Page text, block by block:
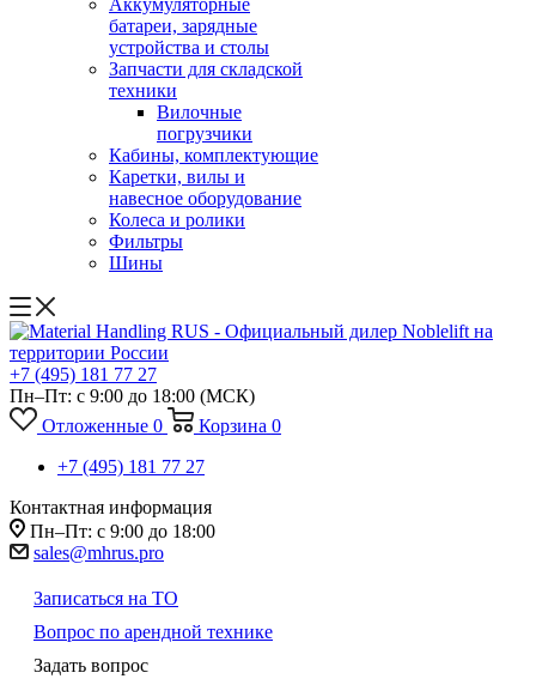
Аккумуляторные
батареи, зарядные
устройства и столы
Запчасти для складской
техники
Вилочные
погрузчики
Кабины, комплектующие
Каретки, вилы и
навесное оборудование
Колеса и ролики
Фильтры
Шины
+7 (495) 181 77 27
Пн–Пт: с 9:00 до 18:00 (МСК)
Отложенные 0 Корзина 0
+7 (495) 181 77 27
Контактная информация
Пн–Пт: с 9:00 до 18:00
sales@mhrus.pro
Записаться на ТО
Вопрос по арендной технике
Задать вопрос